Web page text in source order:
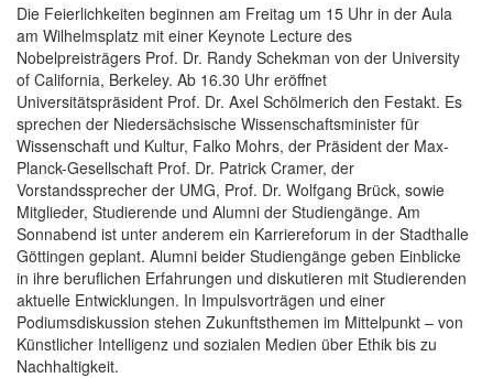
Die Feierlichkeiten beginnen am Freitag um 15 Uhr in der Aula
am Wilhelmsplatz mit einer Keynote Lecture des
Nobelpreisträgers Prof. Dr. Randy Schekman von der University
of California, Berkeley. Ab 16.30 Uhr eröffnet
Universitätspräsident Prof. Dr. Axel Schölmerich den Festakt. Es
sprechen der Niedersächsische Wissenschaftsminister für
Wissenschaft und Kultur, Falko Mohrs, der Präsident der Max-
Planck-Gesellschaft Prof. Dr. Patrick Cramer, der
Vorstandssprecher der UMG, Prof. Dr. Wolfgang Brück, sowie
Mitglieder, Studierende und Alumni der Studiengänge. Am
Sonnabend ist unter anderem ein Karriereforum in der Stadthalle
Göttingen geplant. Alumni beider Studiengänge geben Einblicke
in ihre beruflichen Erfahrungen und diskutieren mit Studierenden
aktuelle Entwicklungen. In Impulsvorträgen und einer
Podiumsdiskussion stehen Zukunftsthemen im Mittelpunkt – von
Künstlicher Intelligenz und sozialen Medien über Ethik bis zu
Nachhaltigkeit.